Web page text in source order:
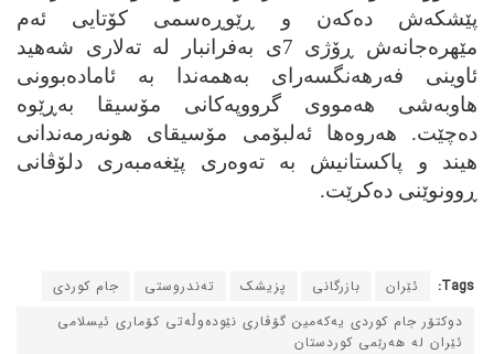
پێشکه‌ش ده‌که‌ن و ڕێوڕه‌سمی کۆتایی ئه‌م
مێهره‌جانه‌ش ڕۆژی 7ی به‌فرانبار له‌ ته‌لاری شه‌هید
ئاوینی فه‌رهه‌نگسه‌رای به‌همه‌ندا به‌ ئاماده‌بوونی
هاوبه‌شی هه‌مووی گرووپه‌کانی مۆسیقا به‌ڕێوه‌
ده‌چێت. هه‌روه‌ها ئه‌لبۆمی مۆسیقای هونه‌رمه‌ندانی
هیند و پاکستانیش به‌ ته‌وه‌ری پێغه‌مبه‌ری دلۆڤانی
ڕوونوێنی ده‌کرێت.
Tags: ئێران بازرگانی پزیشک ته‌ندروستی
جام کوردی
دوکتۆر جام کوردی یه‌که‌مین گۆڤاری نێوده‌وڵه‌تی کۆماری ئیسلامی
ئێران له‌ هه‌رێمی کوردستان